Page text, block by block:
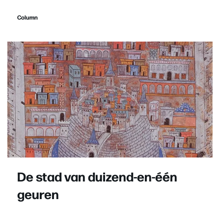
Column
De stad van duizend-en-één
geuren